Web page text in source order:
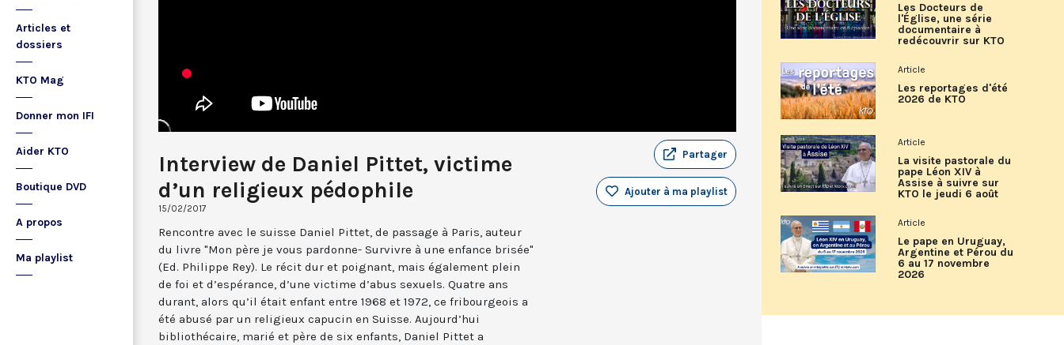
Articles et
dossiers
KTO Mag
Donner mon IFI
Aider KTO
Boutique DVD
A propos
Ma playlist
Interview de Daniel Pittet, victime
d’un religieux pédophile
15/02/2017
Partager
Ajouter à ma playlist
Rencontre avec le suisse Daniel Pittet, de passage à Paris, auteur
du livre "Mon père je vous pardonne- Survivre à une enfance brisée"
(Ed. Philippe Rey). Le récit dur et poignant, mais également plein
de foi et d’espérance, d’une victime d’abus sexuels. Quatre ans
durant, alors qu’il était enfant entre 1968 et 1972, ce fribourgeois a
été abusé par un religieux capucin en Suisse. Aujourd’hui
bibliothécaire, marié et père de six enfants, Daniel Pittet a
Les Docteurs de
l'Église, une série
documentaire à
redécouvrir sur KTO
Article
Les reportages d'été
2026 de KTO
Article
La visite pastorale du
pape Léon XIV à
Assise à suivre sur
KTO le jeudi 6 août
Article
Le pape en Uruguay,
Argentine et Pérou du
6 au 17 novembre
2026